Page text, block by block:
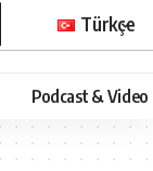
Türkçe
Podcast & Video